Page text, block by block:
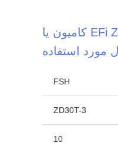
نیسان EFi ZD30T Euro 3 D MAX کامیون یا
مورد استفاده
FSH
ZD30T-3
10